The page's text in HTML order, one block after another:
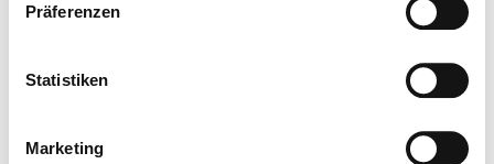
Präferenzen
Statistiken
Marketing